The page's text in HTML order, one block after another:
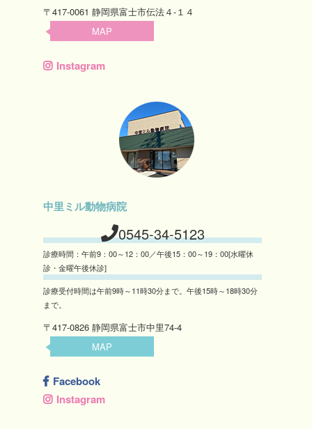
〒417-0061 静岡県富士市伝法４-１４
MAP
Instagram
中里ミル動物病院
0545-34-5123
診療時間：午前9：00～12：00／午後15：00～19：00[水曜休
診・金曜午後休診]
診療受付時間は午前9時～11時30分まで。午後15時～18時30分
まで。
〒417-0826 静岡県富士市中里74-4
MAP
Facebook
Instagram